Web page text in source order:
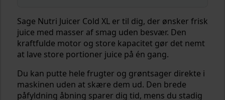
Sage Nutri Juicer Cold XL er til dig, der ønsker frisk
juice med masser af smag uden besvær. Den
kraftfulde motor og store kapacitet gør det nemt
at lave store portioner juice på én gang.
Du kan putte hele frugter og grøntsager direkte i
maskinen uden at skære dem ud. Den brede
påfyldning åbning sparer dig tid, mens du stadig